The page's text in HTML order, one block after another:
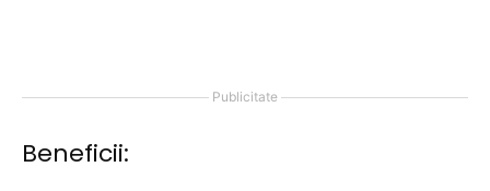
Publicitate
Beneficii: